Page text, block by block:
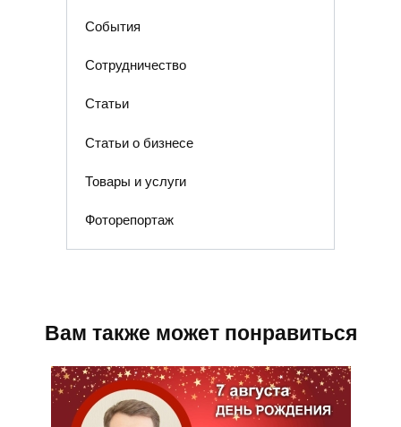
События
Сотрудничество
Статьи
Статьи о бизнесе
Товары и услуги
Фоторепортаж
Вам также может понравиться